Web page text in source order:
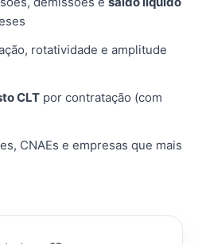
rotatividade e amplitude
CLT por contratação (com
CNAEs e empresas que mais